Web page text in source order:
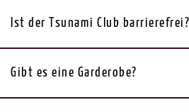
Ist der Tsunami Club barrierefrei?
Gibt es eine Garderobe?